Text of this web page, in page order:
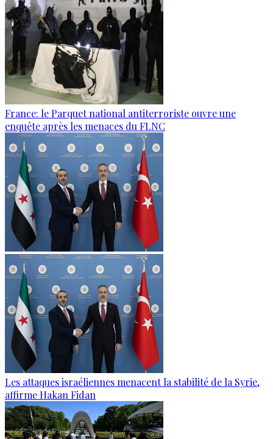
France: le Parquet national antiterroriste ouvre une
enquête après les menaces du FLNC
Les attaques israéliennes menacent la stabilité de la Syrie,
affirme Hakan Fidan